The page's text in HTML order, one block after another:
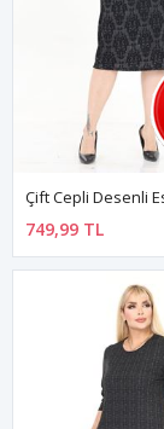
749,99 TL